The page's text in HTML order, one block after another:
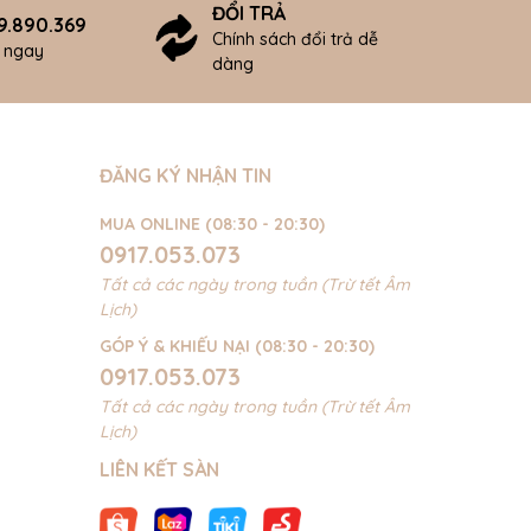
ĐỔI TRẢ
Chính sách đổi trả dễ
dàng
ĐĂNG KÝ NHẬN TIN
MUA ONLINE (08:30 - 20:30)
0917.053.073
Tất cả các ngày trong tuần (Trừ tết Âm
Lịch)
GÓP Ý & KHIẾU NẠI (08:30 - 20:30)
0917.053.073
Tất cả các ngày trong tuần (Trừ tết Âm
Lịch)
LIÊN KẾT SÀN